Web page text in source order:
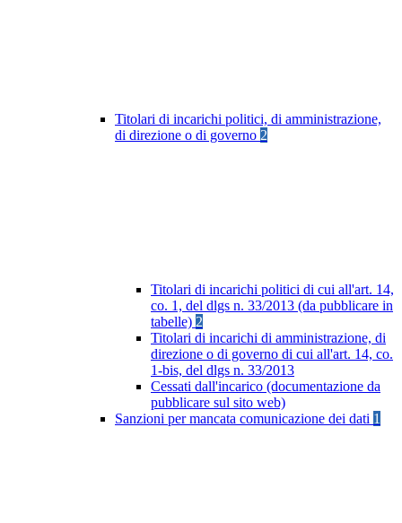
Titolari di incarichi politici, di amministrazione,
di direzione o di governo 2
Titolari di incarichi politici di cui all'art. 14,
co. 1, del dlgs n. 33/2013 (da pubblicare in
tabelle) 2
Titolari di incarichi di amministrazione, di
direzione o di governo di cui all'art. 14, co.
1-bis, del dlgs n. 33/2013
Cessati dall'incarico (documentazione da
pubblicare sul sito web)
Sanzioni per mancata comunicazione dei dati 1